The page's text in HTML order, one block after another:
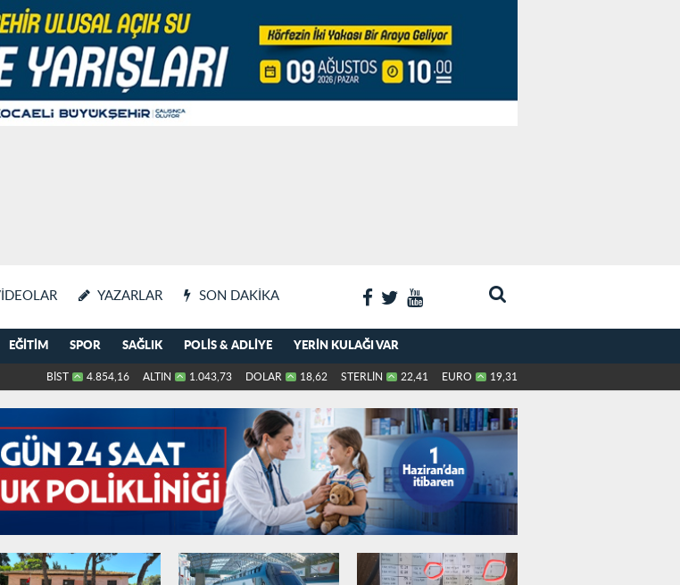
YAZARLAR SON DAKIKA
EĞITIM SPOR SAĞLIK POLIS & ADLIYE YERIN KULAĞI VAR
BİST 4.854,16 ALTIN 1.043,73 DOLAR 18,62 STERLİN 22,41 EURO 19,31